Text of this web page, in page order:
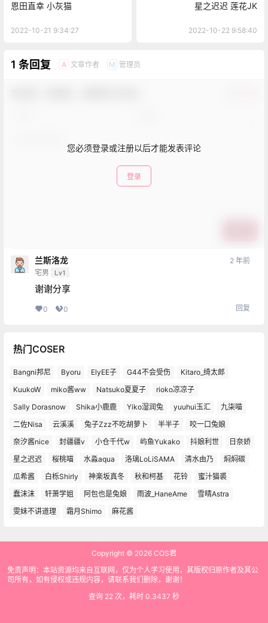
恩田直幸 小灰猫
2022-10-21 9:34:27
星之迟迟 莲花JK
2022-10-22 9:58:40
1 条回复 A 文章作者 M 管理员
您必须登录或注册以后才能发表评论
登录
兰斯洛龙
宅男 Lv1
2 年前
谢谢分享
0 0 回复
热门COSER
Bangni邦尼 Byoru ElyEE子 G44不会受伤
Kitaro_绮太郎
KuukoW
miko酱ww Natsuko夏夏子
rioko凉凉子
Sally Dorasnow
Shika小鹿鹿 Yiko湿润兔 yuuhui玉汇
九柒喵
二佐Nisa
云溪溪 兔子Zzz不吃胡萝卜 半半子
咬一口兔娘
奈汐酱nice
封疆疆v 小仓千代w 屿鱼Yukako 抖娘利世
日奈娇
星之迟迟
桜桃喵 水淼aqua 洛璃LoLiSAMA 清水由乃
焖焖碳
瓜希酱
白栎Shirly 神楽坂真冬 秋和柯基 花铃
蜜汁猫裘
蠢沫沫
轩萧学姐 阿包也是兔娘 雨波_HaneAme
雪晴Astra
雯妹不讲道理
霜月Shimo 麻花酱
Copyright © 2026 COS君
免责声明：本站资源均来自互联网，仅为个人学习使用，其版权归原作者及其公
司所有，如有侵权或违规内容，请联系我们删除，谢谢！
查询 22 次，耗时 0.3437 秒